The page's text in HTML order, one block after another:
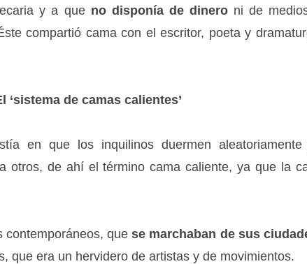
y a queno disponía de dineroni de
compartió cama con el escritor, poeta y
‘sistema de camas calientes’
en que los inquilinos duermen
otros, de ahí el término cama caliente, ya que la
contemporáneos, quese marchaban de sus
que era un hervidero de artistas y de movimientos.